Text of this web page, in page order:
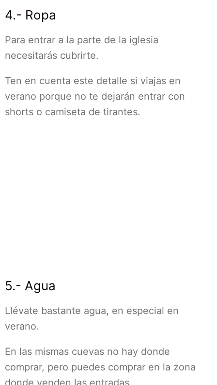
4.- Ropa
Para entrar a la parte de la iglesia
necesitarás cubrirte.
Ten en cuenta este detalle si viajas en
verano porque no te dejarán entrar con
shorts o camiseta de tirantes.
5.- Agua
Llévate bastante agua, en especial en
verano.
En las mismas cuevas no hay donde
comprar, pero puedes comprar en la zona
donde venden las entradas.